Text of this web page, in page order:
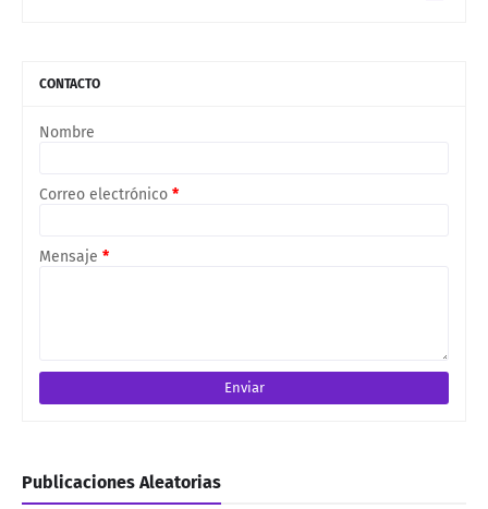
CONTACTO
Nombre
Correo electrónico *
Mensaje *
Publicaciones Aleatorias